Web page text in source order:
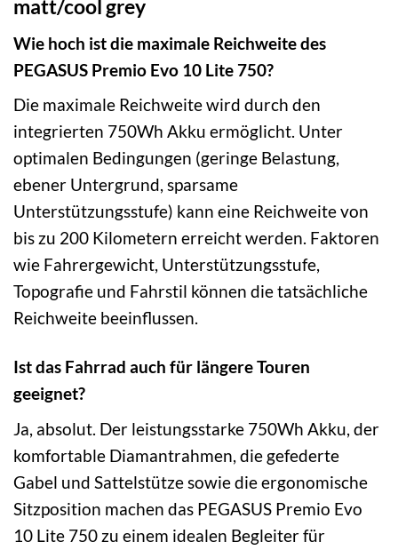
matt/cool grey
Wie hoch ist die maximale Reichweite des
PEGASUS Premio Evo 10 Lite 750?
Die maximale Reichweite wird durch den
integrierten 750Wh Akku ermöglicht. Unter
optimalen Bedingungen (geringe Belastung,
ebener Untergrund, sparsame
Unterstützungsstufe) kann eine Reichweite von
bis zu 200 Kilometern erreicht werden. Faktoren
wie Fahrergewicht, Unterstützungsstufe,
Topografie und Fahrstil können die tatsächliche
Reichweite beeinflussen.
Ist das Fahrrad auch für längere Touren
geeignet?
Ja, absolut. Der leistungsstarke 750Wh Akku, der
komfortable Diamantrahmen, die gefederte
Gabel und Sattelstütze sowie die ergonomische
Sitzposition machen das PEGASUS Premio Evo
10 Lite 750 zu einem idealen Begleiter für